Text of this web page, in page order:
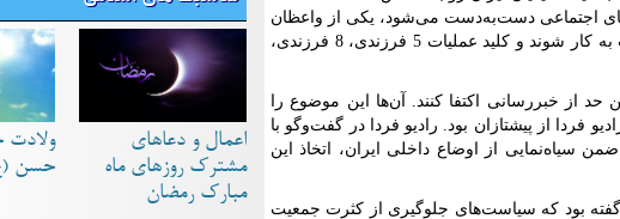
اجتماعی دست‌به‌دست می‌شود، یکی از واعظان
مذهبی در ایران از مردم می‌خواهد از همین امشب دست به کار شوند و کلید عملیات 5 فرزندی، 8 فرزندی،
از خبررسانی اکتفا کنند. آن‌ها این موضوع را
فردا از پیشتازان بود. رادیو فردا در گفت‌وگو با
سیاه‌نمایی از اوضاع داخلی ایران، اتخاذ این
گفته بود که سیاست‌های جلوگیری از کثرت جمعیت
اعمال و دعاهای
مشترک روزهای ماه
مبارک رمضان
ولادت
حسن